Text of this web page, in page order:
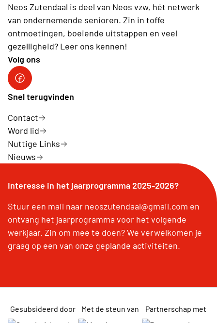
Neos Zutendaal is deel van Neos vzw, hét netwerk
van ondernemende senioren. Zin in toffe
ontmoetingen, boeiende uitstappen en veel
gezelligheid? Leer ons kennen!
Volg ons
Facebook Neos Zutendaal
Snel terugvinden
Contact
Word lid
Nuttige Links
Nieuws
Interesse in het jaarprogramma 2025-2026?
Stuur een mail naar neoszutendaal@gmail.com en
ontvang het jaarprogramma voor het volgende
werkjaar. Zin om mee te doen? We verwelkomen je
graag op een van onze geplande activiteiten.
Gesubsideerd door Met de steun van Partnerschap met